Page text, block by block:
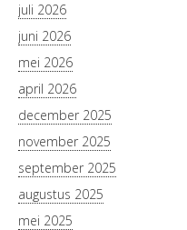
juli 2026
juni 2026
mei 2026
april 2026
december 2025
november 2025
september 2025
augustus 2025
mei 2025